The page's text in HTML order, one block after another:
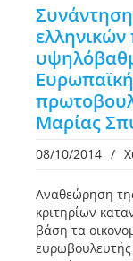
ελληνικών
Μαρίας
08/10/2014 /
Αναθεώρηση
κριτηρίων
βάση τα